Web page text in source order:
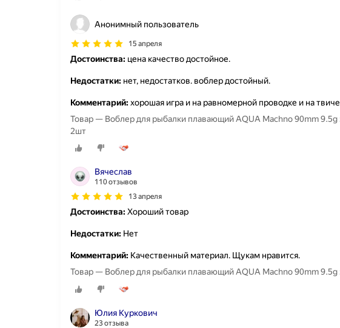
Анонимный пользователь
15 апреля
Достоинства: цена качество достойное.
Недостатки: нет, недостатков. воблер достойный.
Комментарий:хорошая игра и на равномерной проводке и на
Товар — Воблер для рыбалки плавающий AQUA Machno 90mm 9.5g
2шт
Вячеслав
110 отзывов
13 апреля
Достоинства:Хороший товар
Недостатки: Нет
Комментарий: Качественный материал. Щукам нравится.
Товар — Воблер для рыбалки плавающий AQUA Machno 90mm 9.5g
Юлия Куркович
23 отзыва